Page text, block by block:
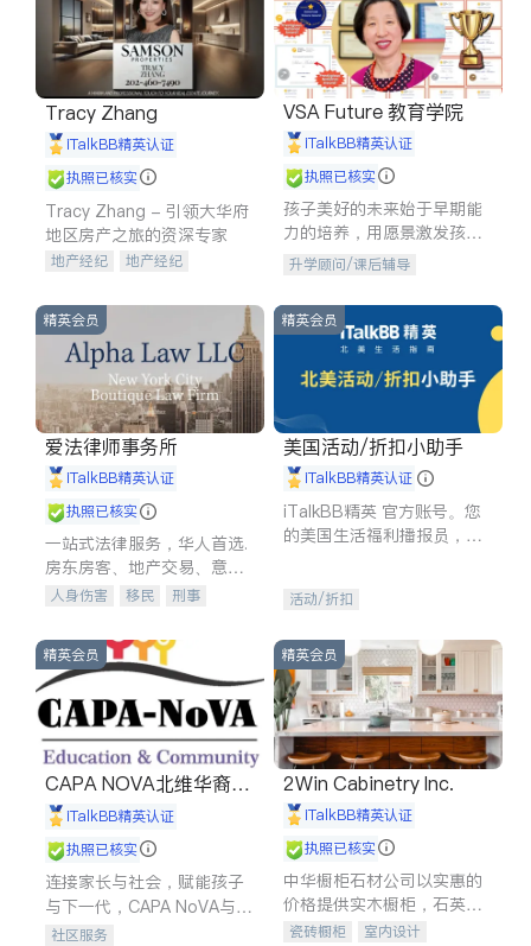
Tracy Zhang
iTalkBB精英认证
执照已核实
Tracy Zhang - 引领大华府
地区房产之旅的资深专家
地产经纪
地产经纪
商铺租售
VSA Future 教育学院
iTalkBB精英认证
执照已核实
孩子美好的未来始于早期能
力的培养，用愿景激发孩子
的学习潜力和动力。理念：
拥有成长型心态是成功的基
石。
升学顾问/课后辅导
精英会员
爱法律师事务所
iTalkBB精英认证
执照已核实
一站式法律服务，华人首选.
房东房客、地产交易、意外
伤害、车祸重伤、商业诉
建筑合同、刑事案件全包办
人身伤害 移民
刑事
信托/遗嘱
商业
索赔
律师-其它 保释
精英会员
美国活动/折扣小助手
iTalkBB精英认证
iTalkBB精英 官方账号。您
的美国生活福利播报员，精
专属福利。
活动/折扣
精英会员
CAPA NOVA北维华裔家
长会iTalkBB精英认证
执照已核实
连接家长与社会，赋能孩子
与下一代，CAPA NoVA与您
携手建设包容、公平、充满
社区服务
精英会员
2Win Cabinetry Inc.
iTalkBB精英认证
执照已核实
中华橱柜石材公司以实惠的
价格提供实木橱柜，石英石
台面，多种优质不锈钢水
瓷砖橱柜
室内设计